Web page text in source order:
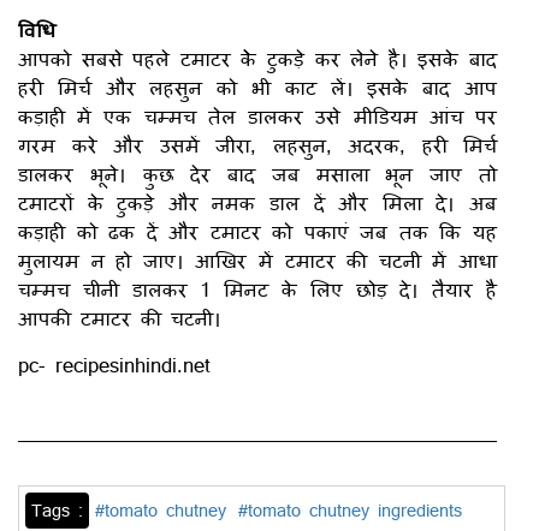
विधि
आपको सबसे पहले टमाटर केे टुकड़े कर लेने है। इसके बाद
हरी मिर्च और लहसुन को भी काट लें। इसके बाद आप
कड़ाही में एक चम्मच तेल डालकर उसे मीडियम आंच पर
गरम करे और उसमें जीरा, लहसुन, अदरक, हरी मिर्च
डालकर भूने। कुछ देर बाद जब मसाला भून जाए तो
टमाटरों के टुकड़े और नमक डाल दें और मिला दे। अब
कड़ाही को ढक दें और टमाटर को पकाएं जब तक कि यह
मुलायम न हो जाए। आखिर में टमाटर की चटनी में आधा
चम्मच चीनी डालकर 1 मिनट के लिए छोड़ दे। तैयार है
आपकी टमाटर की चटनी।
pc- recipesinhindi.net
Tags : #tomato chutney #tomato chutney ingredients